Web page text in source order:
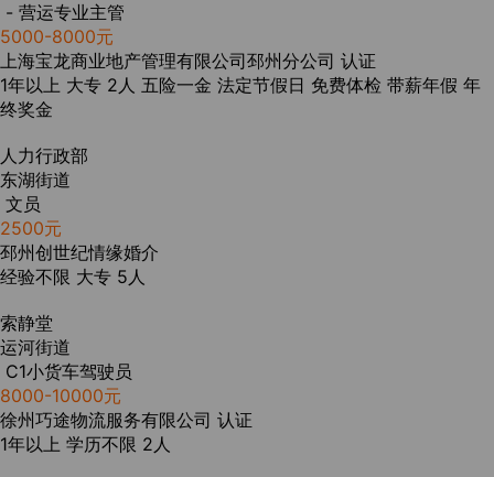
- 营运专业主管
5000-8000元
上海宝龙商业地产管理有限公司邳州分公司 认证
1年以上 大专 2人 五险一金 法定节假日 免费体检 带薪年假 年
终奖金
人力行政部
东湖街道
文员
2500元
邳州创世纪情缘婚介
经验不限 大专 5人
索静堂
运河街道
C1小货车驾驶员
8000-10000元
徐州巧途物流服务有限公司 认证
1年以上 学历不限 2人